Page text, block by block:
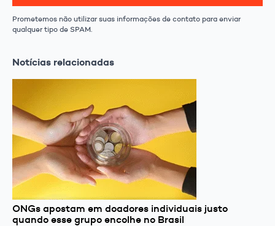
Prometemos não utilizar suas informações de contato para enviar
qualquer tipo de SPAM.
Notícias relacionadas
ONGs apostam em doadores individuais justo
quando esse grupo encolhe no Brasil